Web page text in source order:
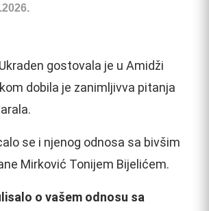
gostovala je u Amidži
dobila je zanimljivva pitanja
se i njenog odnosa sa bivšim
Mirković Tonijem Bijelićem.
o vašem odnosu sa